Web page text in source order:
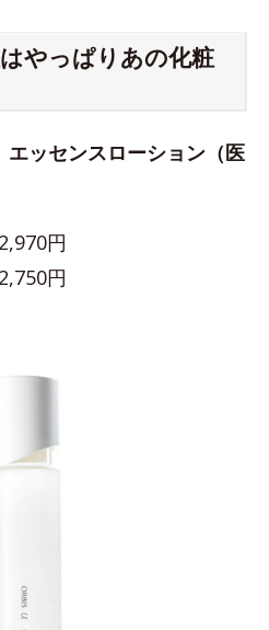
はやっぱりあの化粧
ッセンスローション（医
円
円